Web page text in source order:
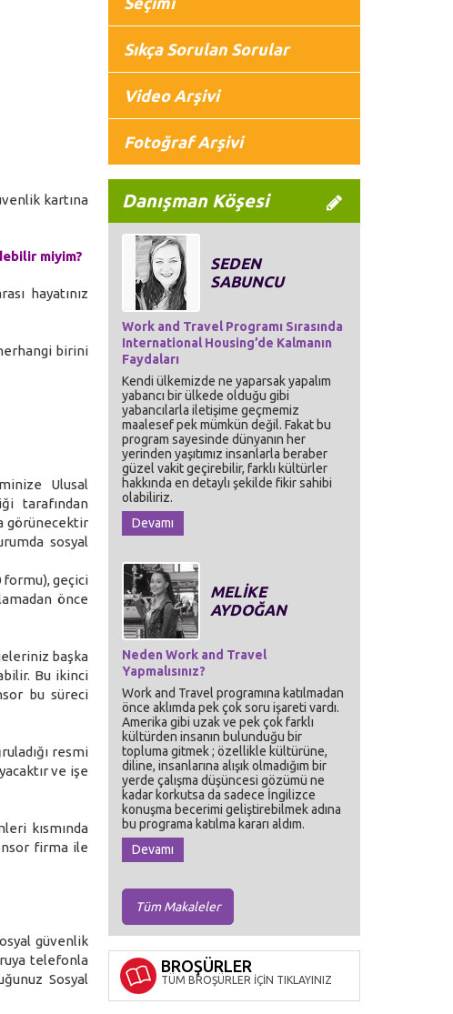
kartına
miyim?
hayatınız
birini
Ulusal
tarafından
görünecektir
sosyal
formu), geçici
önce
başka
Bu ikinci
bu süreci
resmi
ve işe
kısmında
firma ile
güvenlik
telefonla
Sosyal
Sıkça Sorulan Sorular
Video Arşivi
Fotoğraf Arşivi
Danışman Köşesi
SEDEN
SABUNCU
Work and Travel Programı Sırasında
International Housing’de Kalmanın
Faydaları
Kendi ülkemizde ne yaparsak yapalım
yabancı bir ülkede olduğu gibi
yabancılarla iletişime geçmemiz
maalesef pek mümkün değil. Fakat bu
program sayesinde dünyanın her
yerinden yaşıtımız insanlarla beraber
güzel vakit geçirebilir, farklı kültürler
hakkında en detaylı şekilde fikir sahibi
olabiliriz.
Devamı
MELİKE
AYDOĞAN
Neden Work and Travel
Yapmalısınız?
Work and Travel programına katılmadan
önce aklımda pek çok soru işareti vardı.
Amerika gibi uzak ve pek çok farklı
kültürden insanın bulunduğu bir
topluma gitmek ; özellikle kültürüne,
diline, insanlarına alışık olmadığım bir
yerde çalışma düşüncesi gözümü ne
kadar korkutsa da sadece İngilizce
konuşma becerimi geliştirebilmek adına
bu programa katılma kararı aldım.
Devamı
Tüm Makaleler
BROŞÜRLER
TÜM BROŞÜRLER İÇİN TIKLAYINIZ